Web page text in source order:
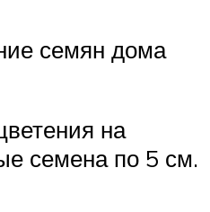
семян дома
на
семена по 5 см.